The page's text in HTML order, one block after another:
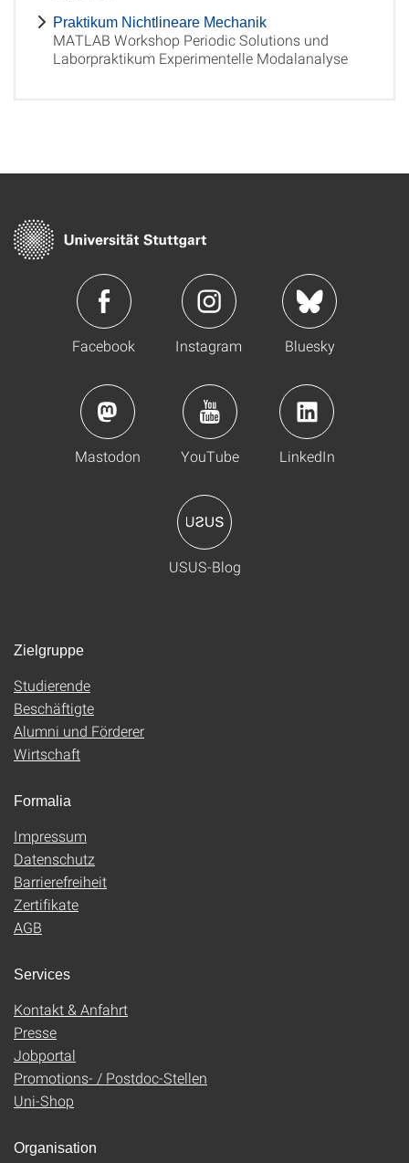
Praktikum Nichtlineare Mechanik
MATLAB Workshop Periodic Solutions und
Laborpraktikum Experimentelle Modalanalyse
Facebook Instagram Bluesky
Mastodon YouTube LinkedIn
USUS-Blog
Zielgruppe
Studierende
Beschäftigte
Alumni und Förderer
Wirtschaft
Formalia
Impressum
Datenschutz
Barrierefreiheit
Zertifikate
AGB
Services
Kontakt & Anfahrt
Presse
Jobportal
Promotions- / Postdoc-Stellen
Uni-Shop
Organisation